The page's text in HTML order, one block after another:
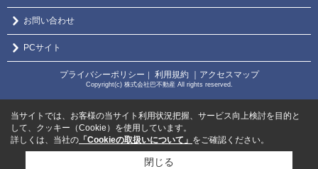
お問い合わせ
PCサイト
プライバシーポリシー 利用規約 ｜アクセスマップ
Copyright(c) 株式会社巴不動産 All rights reserved.
当サイトでは、お客様の当サイト利用状況把握、サービス向上検討を目的と
して、クッキー（Cookie）を使用しています。
詳しくは、当社の 「Cookieの取扱いについて」 をご確認ください。
閉じる